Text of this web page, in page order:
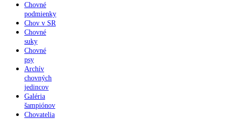
Chovné
podmienky
Chov v SR
Chovné
suky
Chovné
psy
Archív
chovných
jedincov
Galéria
šampiónov
Chovatelia